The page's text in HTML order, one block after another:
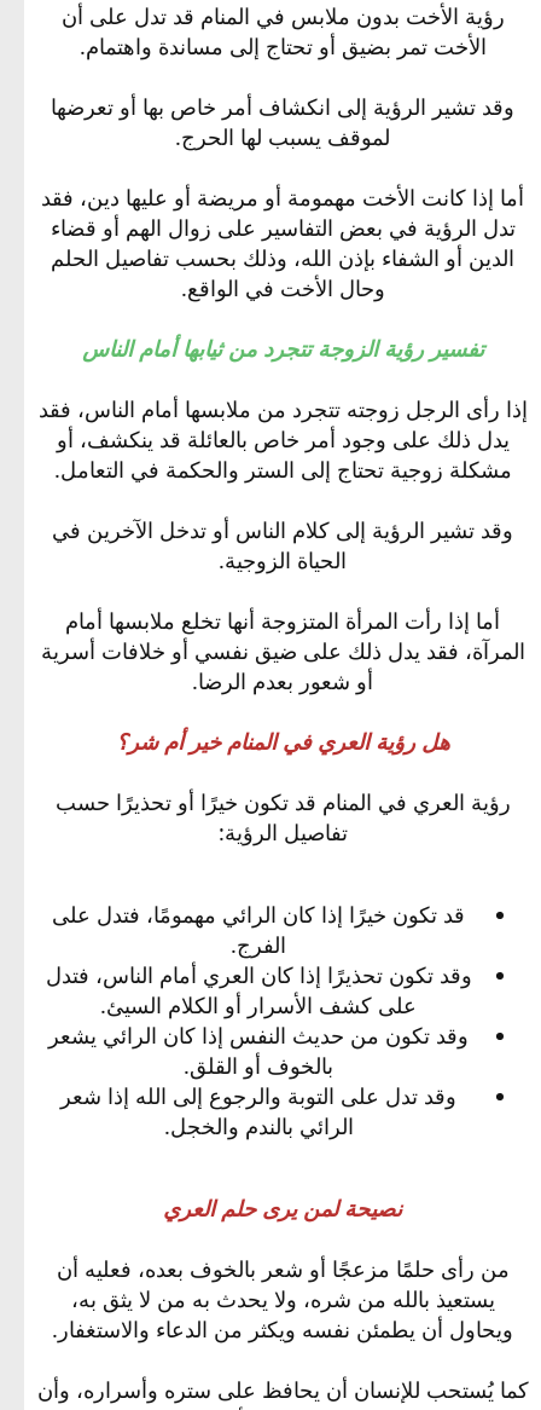
رؤية الأخت بدون ملابس في المنام قد تدل على أن
الأخت تمر بضيق أو تحتاج إلى مساندة واهتمام.
وقد تشير الرؤية إلى انكشاف أمر خاص بها أو تعرضها
لموقف يسبب لها الحرج.
أما إذا كانت الأخت مهمومة أو مريضة أو عليها دين، فقد
تدل الرؤية في بعض التفاسير على زوال الهم أو قضاء
الدين أو الشفاء بإذن الله، وذلك بحسب تفاصيل الحلم
وحال الأخت في الواقع.
تفسير رؤية الزوجة تتجرد من ثيابها أمام الناس
إذا رأى الرجل زوجته تتجرد من ملابسها أمام الناس، فقد
يدل ذلك على وجود أمر خاص بالعائلة قد ينكشف، أو
مشكلة زوجية تحتاج إلى الستر والحكمة في التعامل.
وقد تشير الرؤية إلى كلام الناس أو تدخل الآخرين في
الحياة الزوجية.
أما إذا رأت المرأة المتزوجة أنها تخلع ملابسها أمام
المرآة، فقد يدل ذلك على ضيق نفسي أو خلافات أسرية
أو شعور بعدم الرضا.
هل رؤية العري في المنام خير أم شر؟
رؤية العري في المنام قد تكون خيرًا أو تحذيرًا حسب
تفاصيل الرؤية:
قد تكون خيرًا إذا كان الرائي مهمومًا، فتدل على
الفرج.
وقد تكون تحذيرًا إذا كان العري أمام الناس، فتدل
على كشف الأسرار أو الكلام السيئ.
وقد تكون من حديث النفس إذا كان الرائي يشعر
بالخوف أو القلق.
وقد تدل على التوبة والرجوع إلى الله إذا شعر
الرائي بالندم والخجل.
نصيحة لمن يرى حلم العري
من رأى حلمًا مزعجًا أو شعر بالخوف بعده، فعليه أن
يستعيذ بالله من شره، ولا يحدث به من لا يثق به،
ويحاول أن يطمئن نفسه ويكثر من الدعاء والاستغفار.
كما يُستحب للإنسان أن يحافظ على ستره وأسراره، وأن